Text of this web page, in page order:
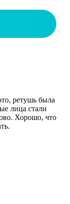
ретушь была
лица стали
Хорошо, что